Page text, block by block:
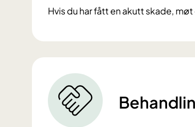
Hvis du har fått en akutt skade,